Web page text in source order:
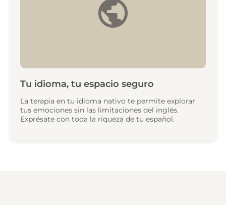
Tu idioma, tu espacio seguro
La terapia en tu idioma nativo te permite explorar
tus emociones sin las limitaciones del inglés.
Exprésate con toda la riqueza de tu español.